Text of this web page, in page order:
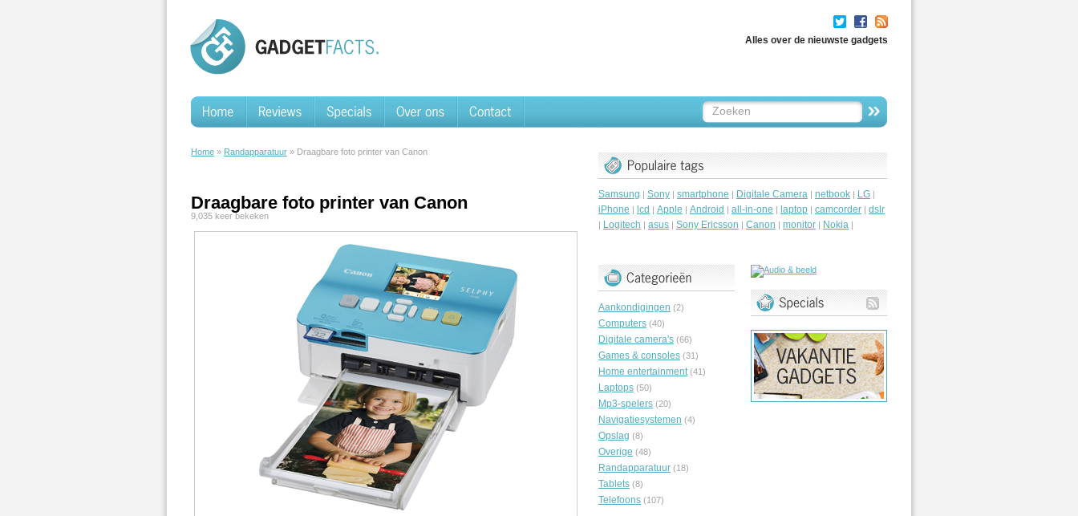
Alles over de nieuwste gadgets
Home » Randapparatuur » Draagbare foto printer van Canon
Draagbare foto printer van Canon
9,035 keer bekeken
Samsung | Sony | smartphone | Digitale Camera | netbook | LG |
iPhone | lcd | Apple | Android | all-in-one | laptop | camcorder | dslr
| Logitech | asus | Sony Ericsson | Canon | monitor | Nokia |
Aankondigingen (2)
Computers (40)
Digitale camera's (66)
Games & consoles (31)
Home entertainment (41)
Laptops (50)
Mp3-spelers (20)
Navigatiesystemen (4)
Opslag (8)
Overige (48)
Randapparatuur (18)
Tablets (8)
Telefoons (107)